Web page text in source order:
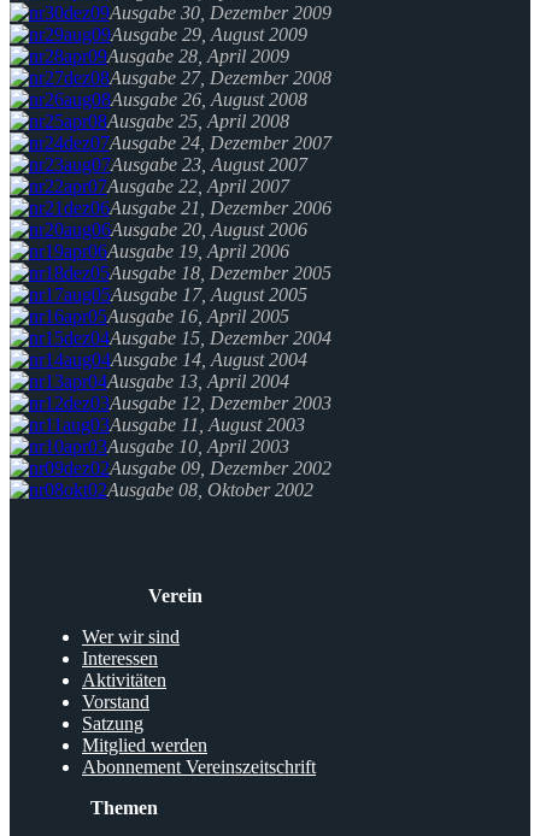
Ausgabe 30, Dezember 2009
Ausgabe 29, August 2009
Ausgabe 28, April 2009
Ausgabe 27, Dezember 2008
Ausgabe 26, August 2008
Ausgabe 25, April 2008
Ausgabe 24, Dezember 2007
Ausgabe 23, August 2007
Ausgabe 22, April 2007
Ausgabe 21, Dezember 2006
Ausgabe 20, August 2006
Ausgabe 19, April 2006
Ausgabe 18, Dezember 2005
Ausgabe 17, August 2005
Ausgabe 16, April 2005
Ausgabe 15, Dezember 2004
Ausgabe 14, August 2004
Ausgabe 13, April 2004
Ausgabe 12, Dezember 2003
Ausgabe 11, August 2003
Ausgabe 10, April 2003
Ausgabe 09, Dezember 2002
Ausgabe 08, Oktober 2002
Verein
Wer wir sind
Interessen
Aktivitäten
Vorstand
Satzung
Mitglied werden
Abonnement Vereinszeitschrift
Themen